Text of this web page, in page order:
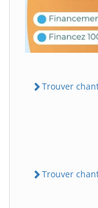
Trouver
Trouver